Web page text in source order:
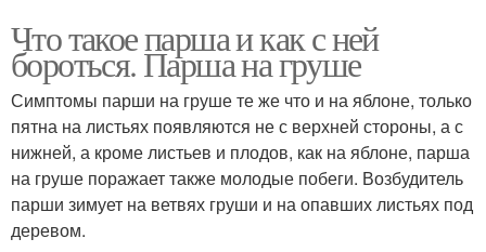
Что такое парша и как с ней
бороться. Парша на груше
Симптомы парши на груше те же что и на яблоне, только
пятна на листьях появляются не с верхней стороны, а с
нижней, а кроме листьев и плодов, как на яблоне, парша
на груше поражает также молодые побеги. Возбудитель
парши зимует на ветвях груши и на опавших листьях под
деревом.